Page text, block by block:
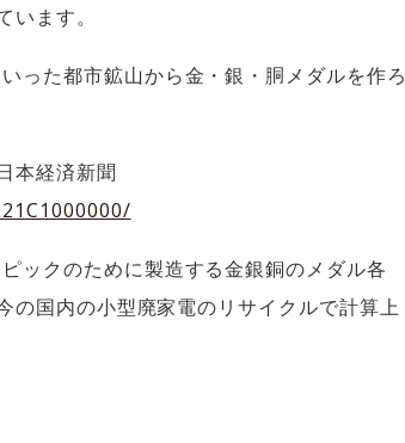
ます。
った都市鉱山から金・銀・胴メダルを作ろ
本経済新聞
ックのために製造する金銀銅のメダル各
国内の小型廃家電のリサイクルで計算上